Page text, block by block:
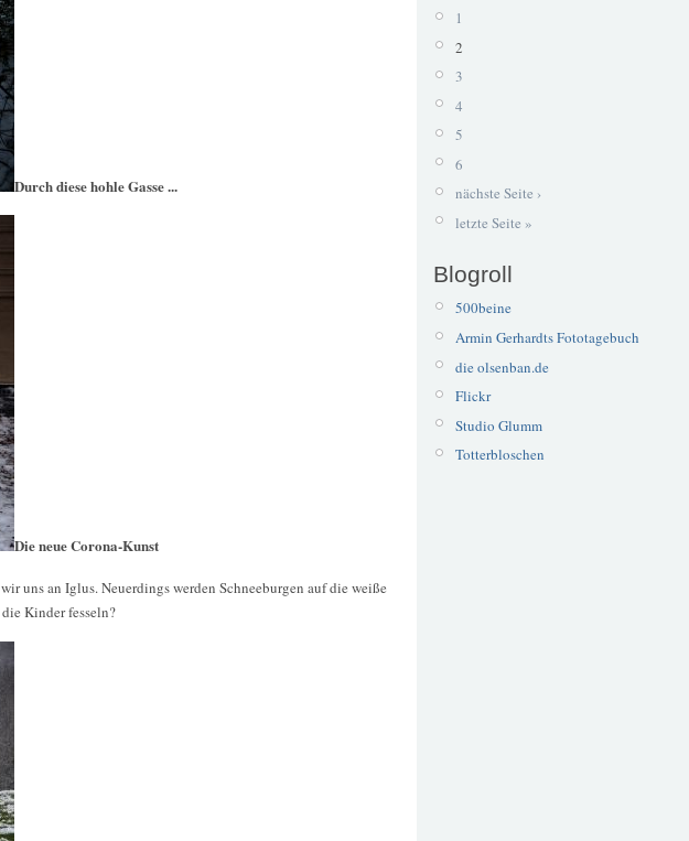
Durch diese hohle Gasse ...
Die neue Corona-Kunst
uns an Iglus. Neuerdings werden Schneeburgen auf die weiße
Kinder fesseln?
1
2
3
4
5
6
nächste Seite ›
letzte Seite »
Blogroll
500beine
Armin Gerhardts Fototagebuch
die olsenban.de
Flickr
Studio Glumm
Totterbloschen